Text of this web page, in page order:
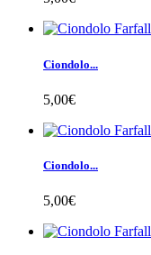
Ciondolo...
5,00€
Ciondolo...
5,00€